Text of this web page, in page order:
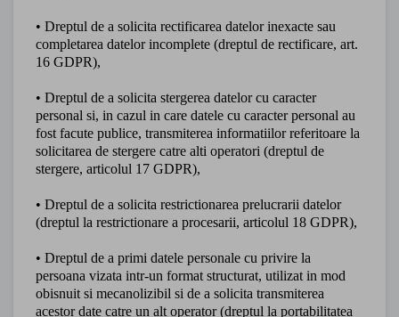
• Dreptul de a solicita rectificarea datelor inexacte sau
completarea datelor incomplete (dreptul de rectificare, art.
16 GDPR),
• Dreptul de a solicita stergerea datelor cu caracter
personal si, in cazul in care datele cu caracter personal au
fost facute publice, transmiterea informatiilor referitoare la
solicitarea de stergere catre alti operatori (dreptul de
stergere, articolul 17 GDPR),
• Dreptul de a solicita restrictionarea prelucrarii datelor
(dreptul la restrictionare a procesarii, articolul 18 GDPR),
• Dreptul de a primi datele personale cu privire la
persoana vizata intr-un format structurat, utilizat in mod
obisnuit si mecanolizibil si de a solicita transmiterea
acestor date catre un alt operator (dreptul la portabilitatea